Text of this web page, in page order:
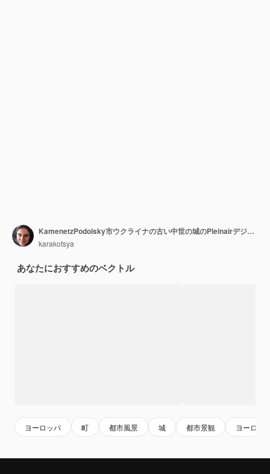
KamenetzPodolsky市ウクライナの古い中世の城のPleinairデジタル絵画
karakotsya
あなたにおすすめのベクトル
ヨーロッパ 町 都市風景 城 都市景観 ヨーロッ